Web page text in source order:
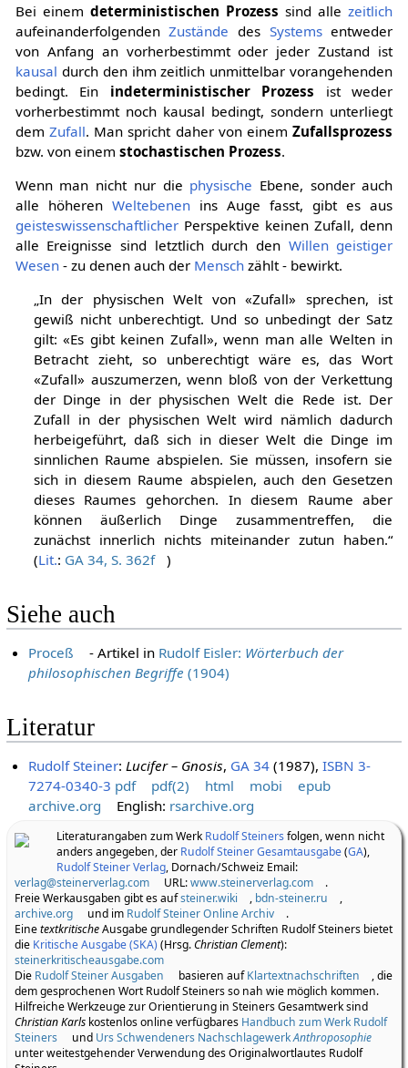
Bei einem deterministischen Prozess sind allezeitlich
aufeinanderfolgendenZustände des Systemsentweder
von Anfang an vorherbestimmt oder jeder Zustand ist
kausal durch den ihm zeitlich unmittelbar vorangehenden
bedingt. Ein indeterministischer Prozess ist weder
vorherbestimmt noch kausal bedingt, sondern unterliegt
demZufall. Man spricht daher von einemZufallsprozess
bzw. von einem stochastischen Prozess.
Wenn man nicht nur die physische Ebene, sonder auch
alle höheren Weltebenenins Auge fasst, gibt es aus
geisteswissenschaftlicherPerspektive keinen Zufall, denn
alle Ereignisse sind letztlich durch den Willen geistiger
Wesen- zu denen auch der Menschzählt - bewirkt.
„In der physischen Welt von «Zufall» sprechen, ist
gewiß nicht unberechtigt. Und so unbedingt der Satz
gilt: «Es gibt keinen Zufall», wenn man alle Welten in
Betracht zieht, so unberechtigt wäre es, das Wort
«Zufall» auszumerzen, wenn bloß von der Verkettung
der Dinge in der physischen Welt die Rede ist. Der
Zufall in der physischen Welt wird nämlich dadurch
herbeigeführt, daß sich in dieser Welt die Dinge im
sinnlichen Raume abspielen. Sie müssen, insofern sie
sich in diesem Raume abspielen, auch den Gesetzen
dieses Raumes gehorchen. In diesem Raume aber
können äußerlich Dinge zusammentreffen, die
zunächst innerlich nichts miteinander zutun haben.“
(Lit.: GA 34, S. 362f )
Siehe auch
Proceß - Artikel in Rudolf Eisler: Wörterbuch der
philosophischen Begriffe (1904)
Literatur
Rudolf Steiner: Lucifer – Gnosis, GA 34 (1987),ISBN 3-
7274-0340-3 pdf pdf(2) html mobi
epub
archive.org
English: rsarchive.org
Literaturangaben zum WerkRudolf Steinersfolgen, wenn nicht
anders angegeben, der Rudolf Steiner Gesamtausgabe(GA),
Rudolf Steiner Verlag, Dornach/Schweiz Email:
verlag@steinerverlag.com
URL:www.steinerverlag.com
.
Freie Werkausgaben gibt es aufsteiner.wiki , bdn-steiner.ru
,
archive.org
und im Rudolf Steiner Online Archiv
.
EinetextkritischeAusgabe grundlegender Schriften Rudolf Steiners bietet
die Kritische Ausgabe (SKA)(Hrsg.Christian Clement):
steinerkritischeausgabe.com
Die Rudolf Steiner Ausgaben basieren aufKlartextnachschriften
, die
dem gesprochenen Wort Rudolf Steiners so nah wie möglich kommen.
Hilfreiche Werkzeuge zur Orientierung in Steiners Gesamtwerk sind
Christian Karlskostenlos online verfügbares Handbuch zum Werk Rudolf
Steiners
und Urs Schwendeners NachschlagewerkAnthroposophie
unter weitestgehender Verwendung des Originalwortlautes Rudolf